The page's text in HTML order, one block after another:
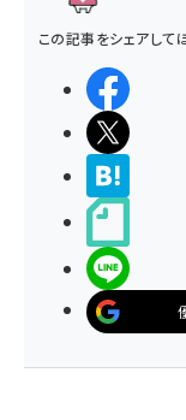
この記事をシェアして